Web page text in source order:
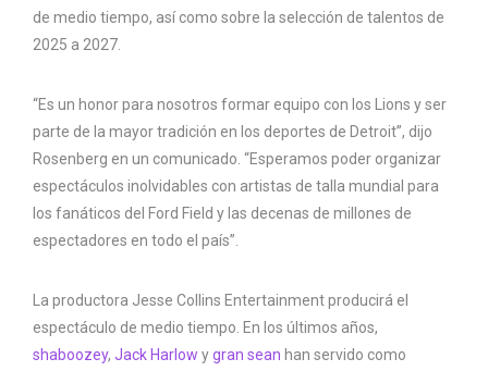
de medio tiempo, así como sobre la selección de talentos de
2025 a 2027.
“Es un honor para nosotros formar equipo con los Lions y ser
parte de la mayor tradición en los deportes de Detroit”, dijo
Rosenberg en un comunicado. “Esperamos poder organizar
espectáculos inolvidables con artistas de talla mundial para
los fanáticos del Ford Field y las decenas de millones de
espectadores en todo el país”.
La productora Jesse Collins Entertainment producirá el
espectáculo de medio tiempo. En los últimos años,
shaboozey, Jack Harlow ygran sean han servido como